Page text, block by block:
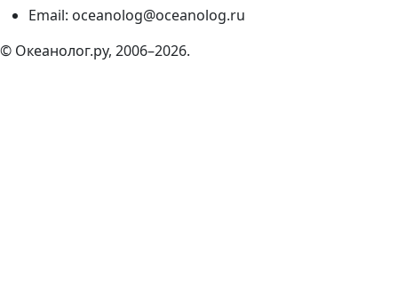
Email: oceanolog@oceanolog.ru
© Океанолог.ру, 2006–2026.